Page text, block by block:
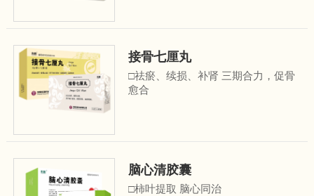
损伤、股骨头坏死、 骨质增生性疾
病…
接骨七厘丸
□祛瘀、续损、补肾 三期合力，促骨
愈合
死、关节及软组织损伤等疾病......
脑心清胶囊
□柿叶提取 脑心同治